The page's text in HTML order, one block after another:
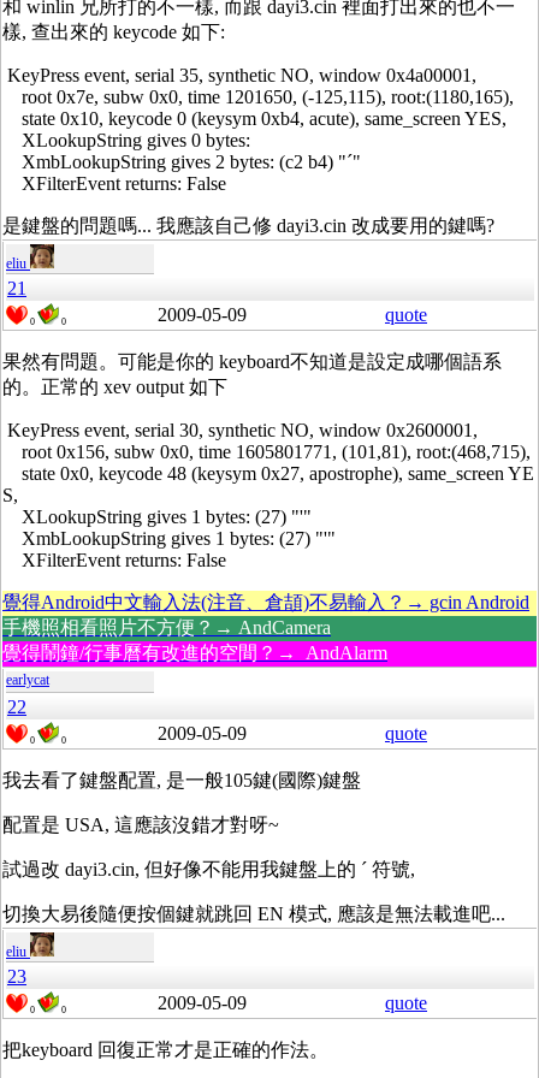
和 winlin 兄所打的不一樣, 而跟 dayi3.cin 裡面打出來的也不一
樣, 查出來的 keycode 如下:
KeyPress event, serial 35, synthetic NO, window 0x4a00001,
root 0x7e, subw 0x0, time 1201650, (-125,115), root:(1180,165),
state 0x10, keycode 0 (keysym 0xb4, acute), same_screen YES,
XLookupString gives 0 bytes:
XmbLookupString gives 2 bytes: (c2 b4) "´"
XFilterEvent returns: False
是鍵盤的問題嗎... 我應該自己修 dayi3.cin 改成要用的鍵嗎?
eliu
21
0 0 2009-05-09 quote
果然有問題。可能是你的 keyboard不知道是設定成哪個語系
的。正常的 xev output 如下
KeyPress event, serial 30, synthetic NO, window 0x2600001,
root 0x156, subw 0x0, time 1605801771, (101,81), root:(468,715),
state 0x0, keycode 48 (keysym 0x27, apostrophe), same_screen YE
S,
XLookupString gives 1 bytes: (27) "'"
XmbLookupString gives 1 bytes: (27) "'"
XFilterEvent returns: False
覺得Android中文輸入法(注音、倉頡)不易輸入？→ gcin Android
手機照相看照片不方便？→ AndCamera
覺得鬧鐘/行事曆有改進的空間？→ AndAlarm
earlycat
22
0 0 2009-05-09 quote
我去看了鍵盤配置, 是一般105鍵(國際)鍵盤
配置是 USA, 這應該沒錯才對呀~
試過改 dayi3.cin, 但好像不能用我鍵盤上的 ´ 符號,
切換大易後隨便按個鍵就跳回 EN 模式, 應該是無法載進吧...
eliu
23
0 0 2009-05-09 quote
把keyboard 回復正常才是正確的作法。